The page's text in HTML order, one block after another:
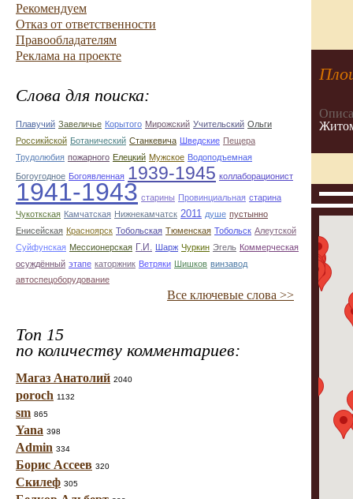
Рекомендуем
Отказ от ответственности
Правообладателям
Реклама на проекте
Слова для поиска:
Плавучий Завеличье Корытого Мирожский Учительский Ольги
Россикйской Ботанический Станкевича Шведские Пещера
Трудолюбия пожарного Елецкий Мужское Водоподъемная
Богоугодное Богоявленная 1939-1945 коллаборационист
1941-1943 старины Провинциальная старина
Чукоткская Камчатская Нижнекамчатск 2011 душе пустынно
Енисейская Красноярск Тобольская Тюменская Тобольск Алеутской
Суйфунская Мессионерская Г.И. Шарж Чуркин Эгель Коммерческая
осуждённый этапе каторжник Ветряки Шишков винзавод
автоспецоборудование
Все ключевые слова >>
Топ 15
по количеству комментариев:
Магаз Анатолий 2040
poroch 1132
sm 865
Yana 398
Admin 334
Борис Ассеев 320
Скилеф 305